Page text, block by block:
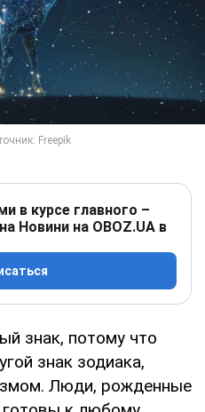
в курсе главного –
Новини на OBOZ.UA в
знак, потому что
знак зодиака,
Люди, рожденные